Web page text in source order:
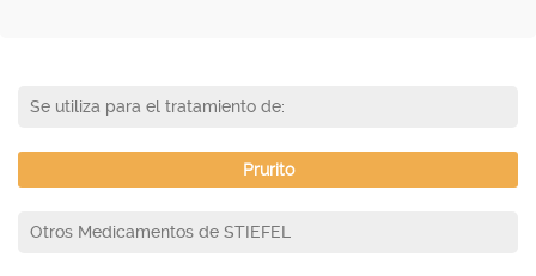
Se utiliza para el tratamiento de:
Prurito
Otros Medicamentos de STIEFEL